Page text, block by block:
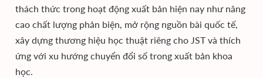
thách thức trong hoạt động xuất bản hiện nay như nâng
cao chất lượng phản biện, mở rộng nguồn bài quốc tế,
xây dựng thương hiệu học thuật riêng cho JST và thích
ứng với xu hướng chuyển đổi số trong xuất bản khoa
học.